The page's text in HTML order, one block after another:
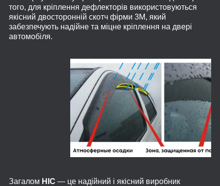
того, для кріплення дефлекторів використовуються
якісний двосторонній скотч фірми 3M, який
забезпечують надійне та міцне кріплення на двері
автомобіля.
Загалом HIC — це надійний і якісний виробник